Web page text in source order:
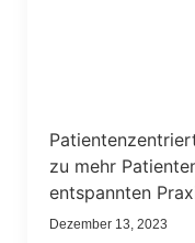
zu mehr
entspannten
Dezember 13, 2023